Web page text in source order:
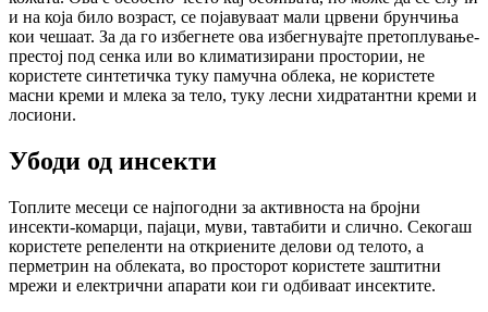
и на која било возраст, се појавуваат мали црвени брунчиња
кои чешаат. За да го избегнете ова избегнувајте претоплување-
престој под сенка или во климатизирани простории, не
користете синтетичка туку памучна облека, не користете
масни креми и млека за тело, туку лесни хидратантни креми и
лосиони.
Убоди од инсекти
Топлите месеци се најпогодни за активноста на бројни
инсекти-комарци, пајаци, муви, тавтабити и слично. Секогаш
користете репеленти на откриените делови од телото, а
перметрин на облеката, во просторот користете заштитни
мрежи и електрични апарати кои ги одбиваат инсектите.